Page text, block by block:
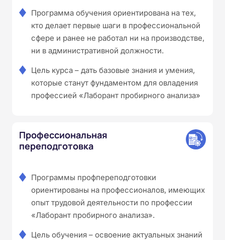
Программа обучения ориентирована на тех,
кто делает первые шаги в профессиональной
сфере и ранее не работал ни на производстве,
ни в административной должности.
Цель курса – дать базовые знания и умения,
которые станут фундаментом для овладения
профессией «Лаборант пробирного анализа»
Профессиональная
переподготовка
Программы профпереподготовки
ориентированы на профессионалов, имеющих
опыт трудовой деятельности по профессии
«Лаборант пробирного анализа».
Цель обучения – освоение актуальных знаний